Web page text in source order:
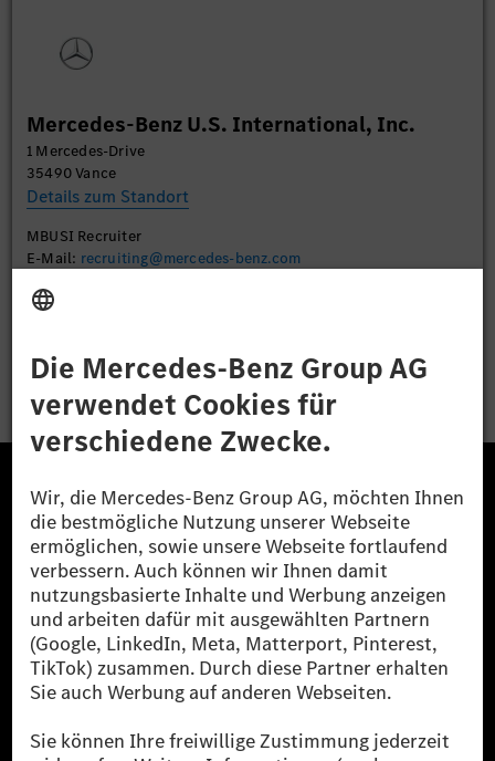
Mercedes-Benz U.S. International, Inc.
1 Mercedes-Drive
35490 Vance
Details zum Standort
MBUSI Recruiter
E-Mail: recruiting@mercedes-benz.com
Bewerben
Die Mercedes-Benz Group.
Die Mercedes-Benz Group AG (ehemals Daimler AG)
ist eines der erfolgreichsten Automobilunternehmen
der Welt. Mit der Mercedes-Benz AG gehören wir zu
den größten Anbietern von Premium- und Luxus-Pkw
und Vans. Die Mercedes-Benz Mobility AG bietet
Finanzierung, Leasing, Fahrzeugabos und –miete,
Flottenmanagement, digitale Services rund um Laden
und Bezahlen, die Vermittlung von Versicherungen
sowie innovative Mobilitätsdienstleistungen an.